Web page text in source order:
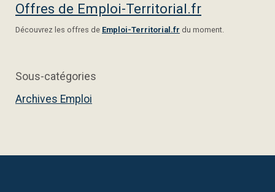
Offres de Emploi-Territorial.fr
Découvrez les offres de Emploi-Territorial.fr du moment.
Sous-catégories
Archives Emploi